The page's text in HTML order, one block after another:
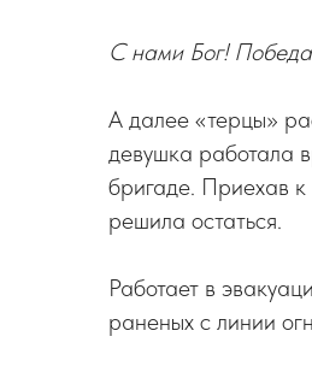
С нами Бог!
А далее «терцы»
девушка работала
бригаде. Приехав
решила остаться.
Работает в
раненых с линии